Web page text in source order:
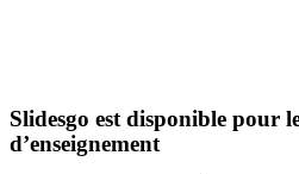
Slidesgo est disponible pour
d’enseignement